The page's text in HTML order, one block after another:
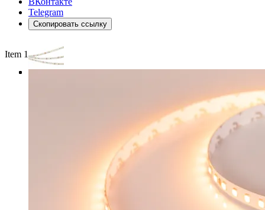
Telegram
Скопировать ссылку
Item 1 of 3